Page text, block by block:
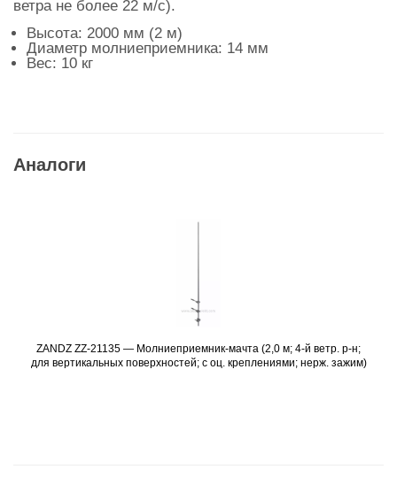
ветра не более 22 м/с).
Высота: 2000 мм (2 м)
Диаметр молниеприемника: 14 мм
Вес: 10 кг
Аналоги
Подробнее
ZANDZ ZZ-21135 — Молниеприемник-мачта (2,0 м; 4-й ветр. р-н;
для вертикальных поверхностей; с оц. креплениями; нерж. зажим)